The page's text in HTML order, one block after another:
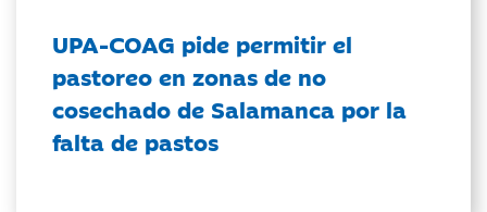
UPA-COAG pide permitir el
pastoreo en zonas de no
cosechado de Salamanca por la
falta de pastos